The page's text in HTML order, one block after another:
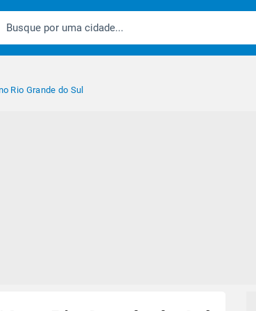
Rio Grande do Sul